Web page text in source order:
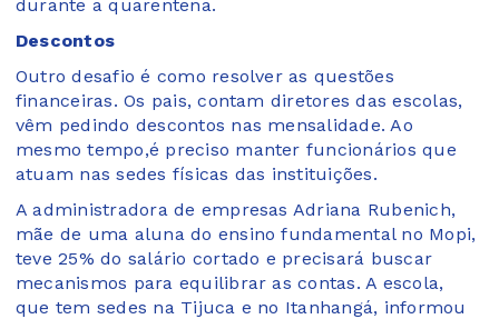
durante a quarentena.
Descontos
Outro desafio é como resolver as questões
financeiras. Os pais, contam diretores das escolas,
vêm pedindo descontos nas mensalidade. Ao
mesmo tempo,é preciso manter funcionários que
atuam nas sedes físicas das instituições.
A administradora de empresas Adriana Rubenich,
mãe de uma aluna do ensino fundamental no Mopi,
teve 25% do salário cortado e precisará buscar
mecanismos para equilibrar as contas. A escola,
que tem sedes na Tijuca e no Itanhangá, informou